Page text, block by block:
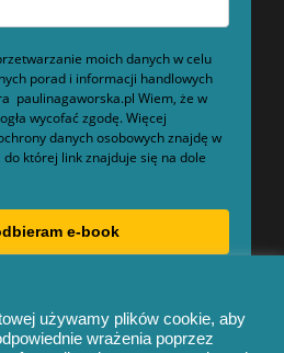
moich danych w celu
porad i informacji handlowych
paulinagaworska.pl Wiem, że w
wycofać zgodę. Więcej
danych osobowych znajdę w
do której link znajduje się na dole
e-book
używamy plików cookie, aby
wrażenia poprzez